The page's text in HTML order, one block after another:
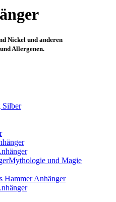
Nickel und anderen
Allergenen.
Silber
Mythologie und Magie
Hammer Anhänger